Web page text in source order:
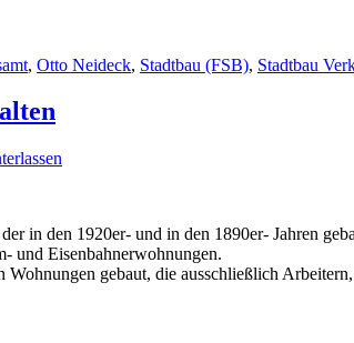
, Otto Neideck, Stadtbau (FSB), Stadtbau
in den 1920er- und in den 1890er- Jahren
und Eisenbahnerwohnungen.
gebaut, die ausschließlich